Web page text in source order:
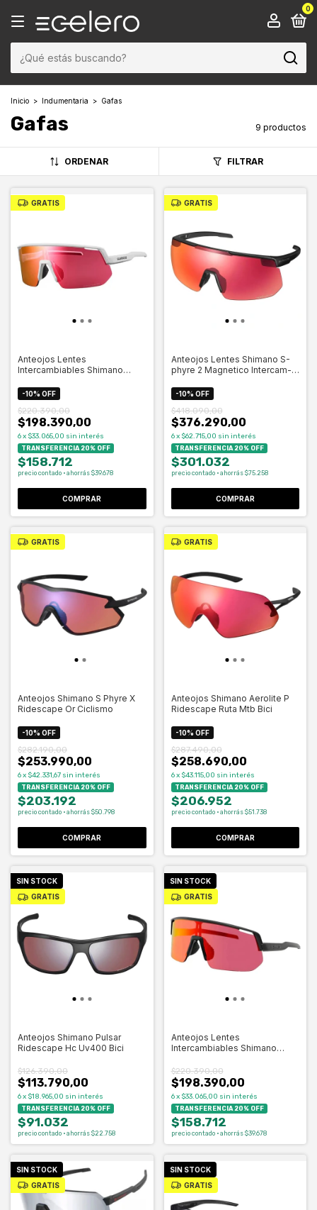
0
Inicio > Indumentaria > Gafas
Gafas 9 productos
ORDENAR FILTRAR
GRATIS
Anteojos Lentes
Intercambiables Shimano
-10% OFF
$198.390,00
$220.390,00
6x $33.065,00 sin interés
TRANSFERENCIA 20% OFF
$158.712
precio contado · ahorrás $39.678
COMPRAR
GRATIS
Anteojos Lentes Shimano S-
phyre 2 Magnetico Intercam-
-10% OFF
$376.290,00
$418.090,00
6 x $62.715,00 sin interés
TRANSFERENCIA 20% OFF
$301.032
precio contado · ahorrás $75.258
COMPRAR
GRATIS
Anteojos Shimano S Phyre X
Ridescape Or Ciclismo
-10% OFF
$253.990,00
$282.190,00
6x $42.331,67 sin interés
TRANSFERENCIA 20% OFF
$203.192
precio contado · ahorrás $50.798
COMPRAR
GRATIS
Anteojos Shimano Aerolite P
Ridescape Ruta Mtb Bici
-10% OFF
$258.690,00
$287.490,00
6 x $43.115,00 sin interés
TRANSFERENCIA 20% OFF
$206.952
precio contado · ahorrás $51.738
COMPRAR
SIN STOCK
GRATIS
Anteojos Shimano Pulsar
Ridescape Hc Uv400 Bici
$113.790,00
$126.390,00
6x $18.965,00 sin interés
TRANSFERENCIA 20% OFF
$91.032
precio contado · ahorrás $22.758
SIN STOCK
GRATIS
Anteojos Lentes
Intercambiables Shimano
$198.390,00
$220.390,00
6 x $33.065,00 sin interés
TRANSFERENCIA 20% OFF
$158.712
precio contado · ahorrás $39.678
SIN STOCK
GRATIS
SIN STOCK
GRATIS